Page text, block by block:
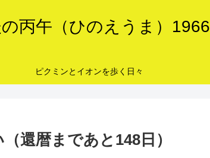
丙午（ひのえうま）1966
ピクミンとイオンを歩く日々
還暦まであと148日）